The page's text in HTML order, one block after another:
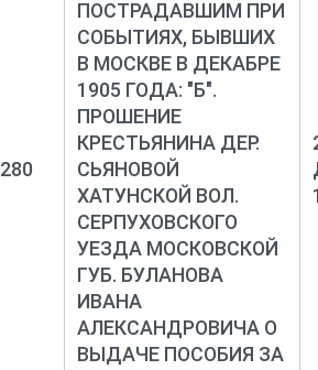
280
ПОСТРАДАВШИМ ПРИ
СОБЫТИЯХ, БЫВШИХ
В МОСКВЕ В ДЕКАБРЕ
1905 ГОДА: "Б".
ПРОШЕНИЕ
КРЕСТЬЯНИНА ДЕР.
СЬЯНОВОЙ
ХАТУНСКОЙ ВОЛ.
СЕРПУХОВСКОГО
УЕЗДА МОСКОВСКОЙ
ГУБ. БУЛАНОВА
ИВАНА
АЛЕКСАНДРОВИЧА О
ВЫДАЧЕ ПОСОБИЯ ЗА